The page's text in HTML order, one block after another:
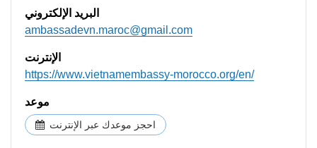
البريد الإلكتروني
ambassadevn.maroc@gmail.com
الإنترنت
https://www.vietnamembassy-morocco.org/en/
موعد
احجز موعدك عبر الإنترنت